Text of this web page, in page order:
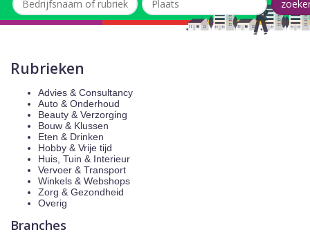
Rubrieken
Advies & Consultancy
Auto & Onderhoud
Beauty & Verzorging
Bouw & Klussen
Eten & Drinken
Hobby & Vrije tijd
Huis, Tuin & Interieur
Vervoer & Transport
Winkels & Webshops
Zorg & Gezondheid
Overig
Branches